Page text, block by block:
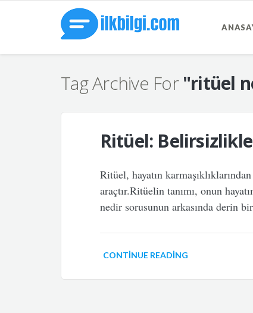
Tag Archive For"ritüel
Ritüel:
Ritüel, hayatın
araçtır.Ritüelin tanımı, onun
nedir sorusunun arkasında derin
CONTINUE READING